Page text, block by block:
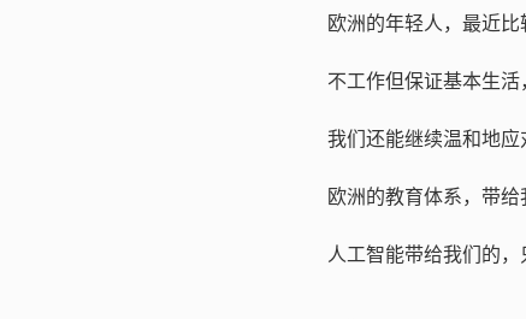
欧洲的年轻人，最近比
不工作但保证基本生活
我们还能继续温和地应
欧洲的教育体系，带给
人工智能带给我们的，